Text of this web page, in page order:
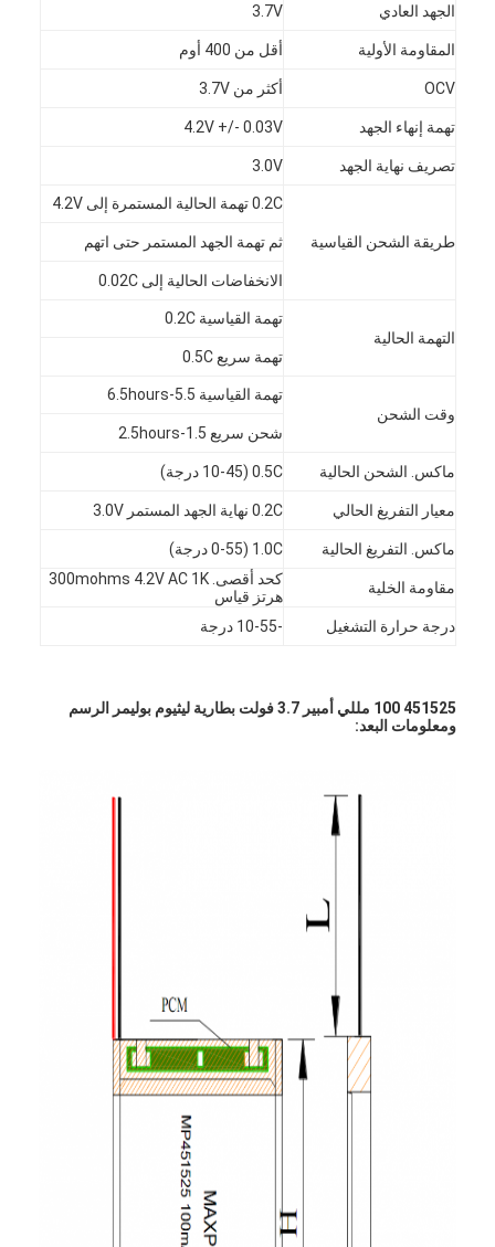
الصفحة الرئيسية
معلومات عنا
بطارية ليثيوم LiFePO4
بطاريات تخزين الطاقة
الجهد العادي 3.7V
المقاومة الأولية أقل من 400 أوم
OCV أكثر من 3.7V
تهمة إنهاء الجهد 4.2V +/- 0.03V
تصريف نهاية الجهد 3.0V
طريقة الشحن القياسية
0.2C تهمة الحالية المستمرة إلى 4.2V
ثم تهمة الجهد المستمر حتى اتهم
الانخفاضات الحالية إلى 0.02C
التهمة الحالية
تهمة القياسية 0.2C
تهمة سريع 0.5C
وقت الشحن
تهمة القياسية 5.5-6.5hours
شحن سريع 1.5-2.5hours
ماكس. الشحن الحالية 0.5C (10-45 درجة)
معيار التفريغ الحالي 0.2C نهاية الجهد المستمر 3.0V
ماكس. التفريغ الحالية 1.0C (0-55 درجة)
مقاومة الخلية
كحد أقصى. 300mohms 4.2V AC 1K
هرتز قياس
درجة حرارة التشغيل
-10-55 درجة
451525 100 مللي أمبير 3.7 فولت بطارية ليثيوم بوليمر الرسم
ومعلومات البعد: